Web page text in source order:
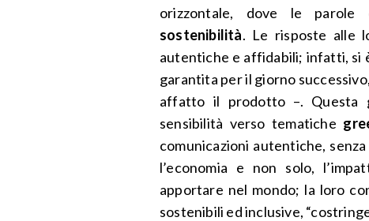
orizzontale, dove le parole
sostenibilità. Le risposte alle
autentiche e affidabili; infatti, si
garantita per il giorno
affatto il prodotto –. Questa
sensibilità verso tematiche
comunicazioni autentiche,
l’economia e non solo,
apportare nel mondo; la loro
sostenibili ed inclusive,